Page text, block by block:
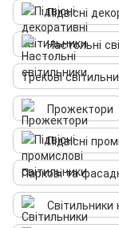
Підвісні
Настольні
Трекові
Прожектори
Підвісні
Паркові та